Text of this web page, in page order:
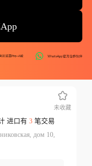
进口有 3笔交易
дом 10,
未收藏